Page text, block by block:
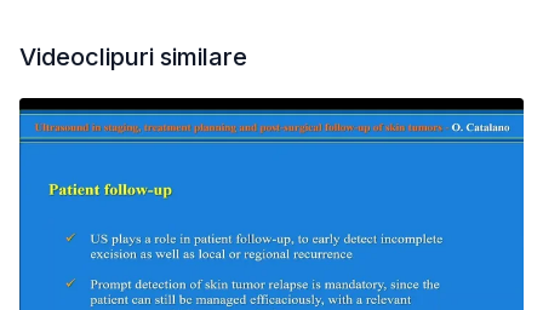
Videoclipuri similare